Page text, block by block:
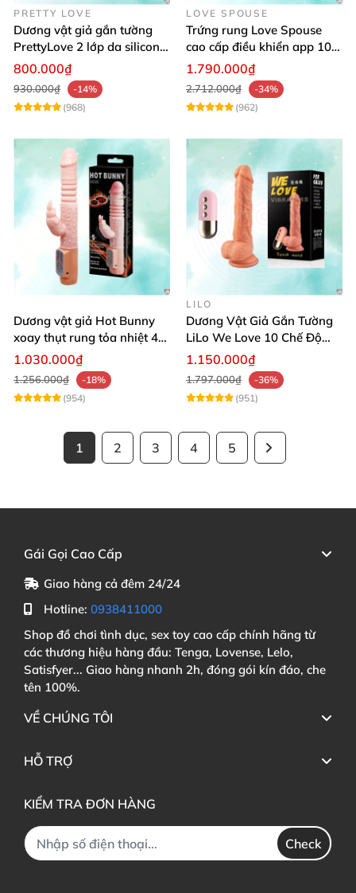
PRETTY LOVE
Dương vật giả gắn tường
PrettyLove 2 lớp da silicon
mềm mịn không rung
800.000₫
930.000₫
-14%
(968)
LOVE SPOUSE
Trứng rung Love Spouse
cao cấp điều khiển app 10
chế độ rung cực khoái toàn
1.790.000₫
2.712.000₫
-34%
(962)
Dương vật giả Hot Bunny
xoay thụt rung tỏa nhiệt 48
độ
1.030.000₫
1.256.000₫
-18%
(954)
LILO
Dương Vật Giả Gắn Tường
LiLo We Love 10 Chế Độ
Rung Nhiệt
1.150.000₫
1.797.000₫
-36%
(951)
1 2 3 4 5
Gái Gọi Cao Cấp
Giao hàng cả đêm 24/24
Hotline: 0938411000
Shop đồ chơi tình dục, sex toy cao cấp chính hãng từ
các thương hiệu hàng đầu: Tenga, Lovense, Lelo,
Satisfyer... Giao hàng nhanh 2h, đóng gói kín đáo, che
tên 100%.
VỀ CHÚNG TÔI
HỖ TRỢ
KIỂM TRA ĐƠN HÀNG
Check